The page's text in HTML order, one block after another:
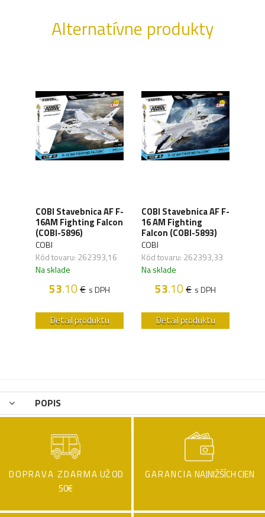
Alternatívne produkty
COBI Stavebnica AF F-
16AM Fighting Falcon
(COBI-5896)
COBI
Kód tovaru: 262393,16
Na sklade
53.10€ s DPH
Detail produktu
COBI Stavebnica AF F-
16 AM Fighting
Falcon (COBI-5893)
COBI
Kód tovaru: 262393,33
Na sklade
53.10€ s DPH
Detail produktu
POPIS
DOPRAVA ZDARMA UŽ OD
50€
GARANCIA NAJNIŽŠÍCH CIEN